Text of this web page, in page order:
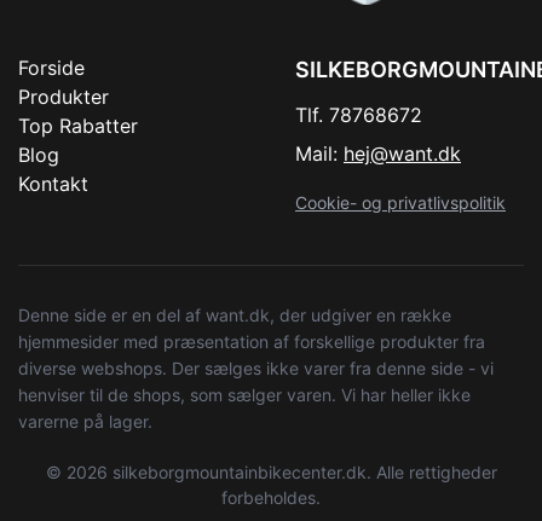
Forside
Produkter
Top Rabatter
Blog
Kontakt
Tlf. 78768672
Mail: hej@want.dk
Cookie- og privatlivspolitik
Denne side er en del af want.dk, der udgiver en række
hjemmesider med præsentation af forskellige produkter fra
diverse webshops. Der sælges ikke varer fra denne side - vi
henviser til de shops, som sælger varen. Vi har heller ikke
varerne på lager.
© 2026 silkeborgmountainbikecenter.dk. Alle rettigheder
forbeholdes.